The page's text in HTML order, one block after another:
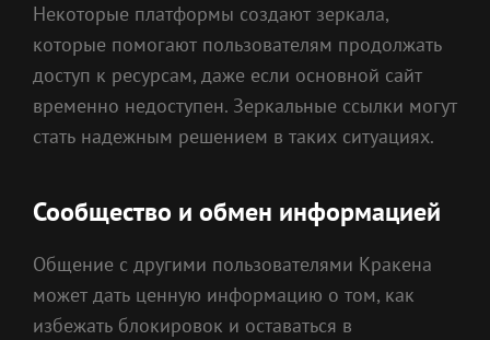
Некоторые платформы создают зеркала,
которые помогают пользователям продолжать
доступ к ресурсам, даже если основной сайт
временно недоступен. Зеркальные ссылки могут
стать надежным решением в таких ситуациях.
Сообщество и обмен информацией
Общение с другими пользователями Кракена
может дать ценную информацию о том, как
избежать блокировок и оставаться в